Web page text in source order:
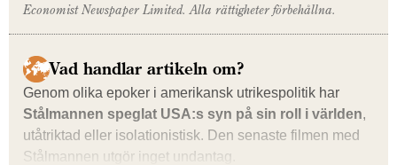
EconomistNewspaper Limited. Alla rättigheter förbehållna.
Vad handlar artikeln om?
Genom olika epoker i amerikansk utrikespolitik har
Stålmannen speglat USA:s syn på sin roll i världen,
utåtriktad eller isolationistisk. Den senaste filmen med
Stålmannen utgör inget undantag.